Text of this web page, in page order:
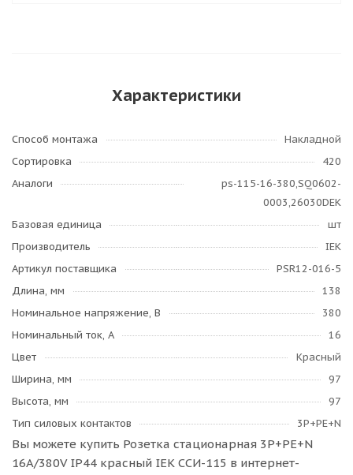
Характеристики
Способ монтажа
Накладной
Сортировка
420
Аналоги
ps-115-16-380,SQ0602-
0003,26030DEK
Базовая единица
шт
Производитель
IEK
Артикул поставщика
PSR12-016-5
Длина, мм
138
Номинальное напряжение, В
380
Номинальный ток, А
16
Цвет
Красный
Ширина, мм
97
Высота, мм
97
Тип силовых контактов
3Р+РЕ+N
Вы можете купить Розетка стационарная 3P+РЕ+N
16A/380V IP44 красный IEK ССИ-115 в интернет-